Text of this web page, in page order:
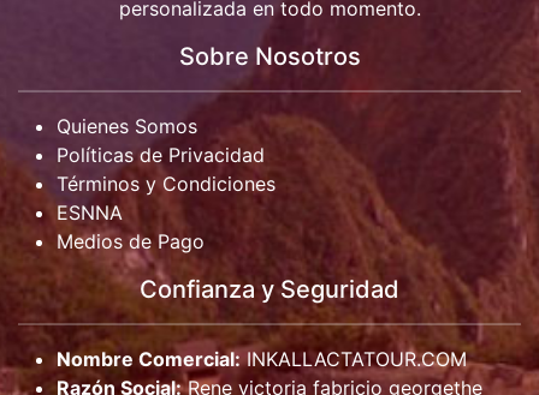
personalizada en todo momento.
Sobre Nosotros
Quienes Somos
Políticas de Privacidad
Términos y Condiciones
ESNNA
Medios de Pago
Confianza y Seguridad
Nombre Comercial:INKALLACTATOUR.COM
Razón Social:Rene victoria fabricio georgethe